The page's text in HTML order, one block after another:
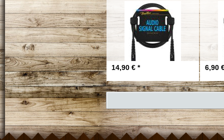
14,90 € * 6,90